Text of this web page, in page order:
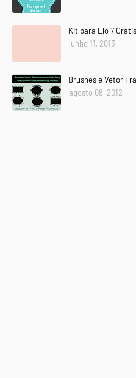
Kit para Elo 7
junho 11, 2013
Brushes e Vetor
agosto 08, 2012